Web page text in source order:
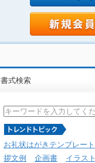
書式検索
お礼状はがきテンプレート
拶文例
企画書 イラスト